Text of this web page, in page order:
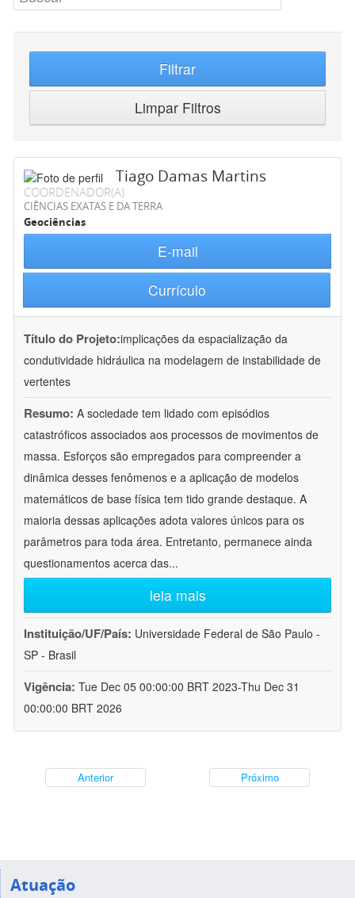
Filtrar
Limpar Filtros
Tiago Damas Martins
COORDENADOR(A)
CIÊNCIAS EXATAS E DA TERRA
Geociências
E-mail
Currículo
Título do Projeto:implicações da espacialização da
condutividade hidráulica na modelagem de instabilidade de
vertentes
Resumo: A sociedade tem lidado com episódios
catastróficos associados aos processos de movimentos de
massa. Esforços são empregados para compreender a
dinâmica desses fenômenos e a aplicação de modelos
matemáticos de base física tem tido grande destaque. A
maioria dessas aplicações adota valores únicos para os
parâmetros para toda área. Entretanto, permanece ainda
questionamentos acerca das...
leia mais
Instituição/UF/País: Universidade Federal de São Paulo -
SP - Brasil
Vigência: Tue Dec 05 00:00:00 BRT 2023-Thu Dec 31
00:00:00 BRT 2026
Anterior Próximo
Atuação